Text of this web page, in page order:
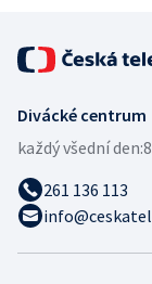
Divácké centrum
každý všední den:
261 136 113